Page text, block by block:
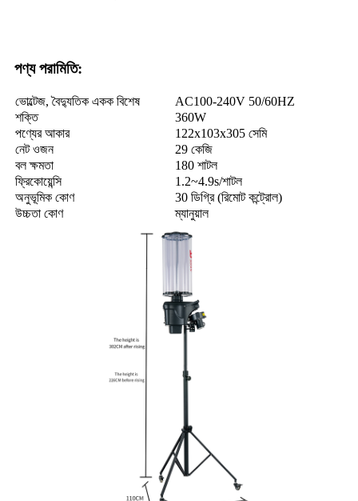
পণ্য পরামিতি:
ভোল্টেজ, বৈদ্যুতিক একক বিশেষ
AC100-240V 50/60HZ
শক্তি
360W
পণ্যের আকার
122x103x305 সেমি
নেট ওজন
29 কেজি
বল ক্ষমতা
180 শাটল
ফ্রিকোয়েন্সি
1.2~4.9s/শাটল
অনুভূমিক কোণ
30 ডিগ্রি (রিমোট কন্ট্রোল)
উচ্চতা কোণ
ম্যানুয়াল